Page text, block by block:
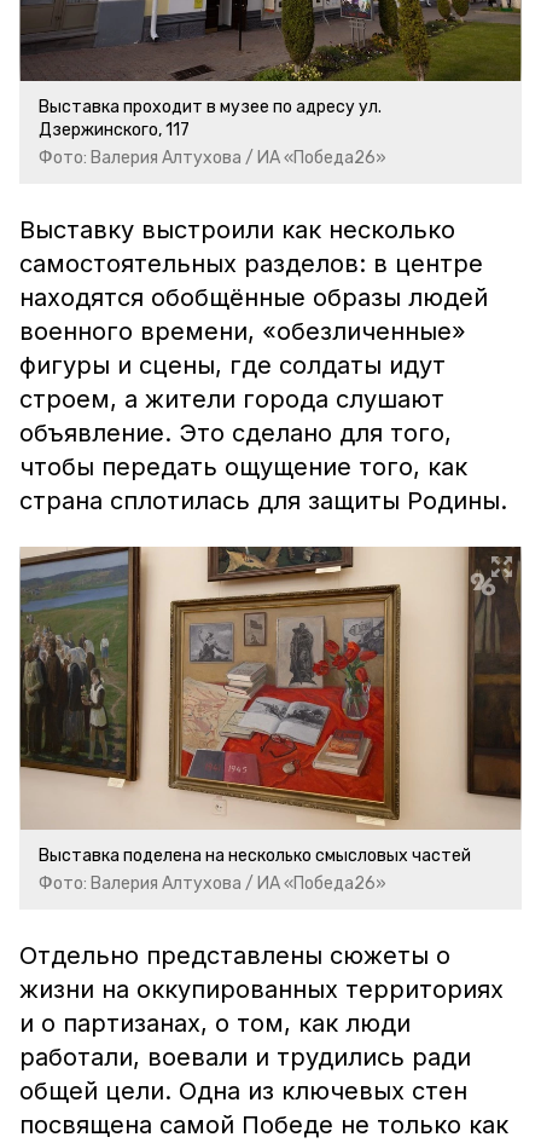
Выставка проходит в музее по адресу ул.
Дзержинского, 117
Фото: Валерия Алтухова / ИА «Победа26»
Выставку выстроили как несколько
самостоятельных разделов: в центре
находятся обобщённые образы людей
военного времени, «обезличенные»
фигуры и сцены, где солдаты идут
строем, а жители города слушают
объявление. Это сделано для того,
чтобы передать ощущение того, как
страна сплотилась для защиты Родины.
Выставка поделена на несколько смысловых частей
Фото: Валерия Алтухова / ИА «Победа26»
Отдельно представлены сюжеты о
жизни на оккупированных территориях
и о партизанах, о том, как люди
работали, воевали и трудились ради
общей цели. Одна из ключевых стен
посвящена самой Победе не только как